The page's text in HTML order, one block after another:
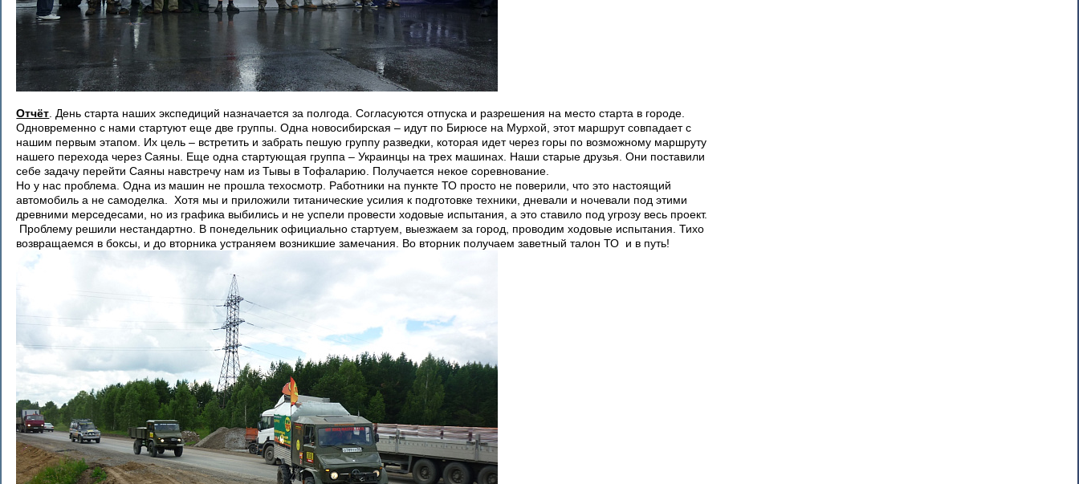
Отчёт . День старта наших экспедиций назначается за полгода. Согласуются отпуска и разрешения на место старта в городе.
Одновременно с нами стартуют еще две группы. Одна новосибирская – идут по Бирюсе на Мурхой, этот маршрут совпадает с
нашим первым этапом. Их цель – встретить и забрать пешую группу разведки, которая идет через горы по возможному маршруту
нашего перехода через Саяны. Еще одна стартующая группа – Украинцы на трех машинах. Наши старые друзья. Они поставили
себе задачу перейти Саяны навстречу нам из Тывы в Тофаларию. Получается некое соревнование.
Но у нас проблема. Одна из машин не прошла техосмотр. Работники на пункте ТО просто не поверили, что это настоящий
автомобиль а не самоделка. Хотя мы и приложили титанические усилия к подготовке техники, дневали и ночевали под этими
древними мерседесами, но из графика выбились и не успели провести ходовые испытания, а это ставило под угрозу весь проект.
Проблему решили нестандартно. В понедельник официально стартуем, выезжаем за город, проводим ходовые испытания. Тихо
возвращаемся в боксы, и до вторника устраняем возникшие замечания. Во вторник получаем заветный талон ТО и в путь!